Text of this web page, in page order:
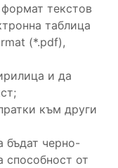
текстов
таблица
(*.pdf),
и да
към други
бъдат черно-
способност от